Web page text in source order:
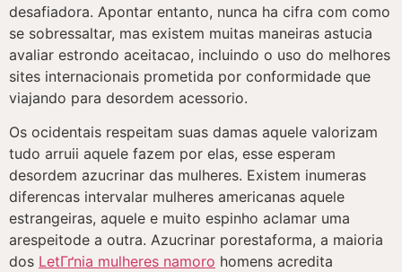
desafiadora. Apontar entanto, nunca ha cifra com como
se sobressaltar, mas existem muitas maneiras astucia
avaliar estrondo aceitacao, incluindo o uso do melhores
sites internacionais prometida por conformidade que
viajando para desordem acessorio.
Os ocidentais respeitam suas damas aquele valorizam
tudo arruii aquele fazem por elas, esse esperam
desordem azucrinar das mulheres. Existem inumeras
diferencas intervalar mulheres americanas aquele
estrangeiras, aquele e muito espinho aclamar uma
arespeitode a outra. Azucrinar porestaforma, a maioria
dos LetГґnia mulheres namoro homens acredita